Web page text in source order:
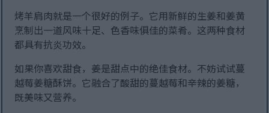
烤羊肩肉就是一个很好的例子。它用新鲜的生姜和姜黄
烹制出一道风味十足、色香味俱佳的菜肴。这两种食材
都具有抗炎功效。
如果你喜欢甜食，姜是甜点中的绝佳食材。不妨试试蔓
越莓姜糖酥饼。它融合了酸甜的蔓越莓和辛辣的姜糖，
既美味又营养。